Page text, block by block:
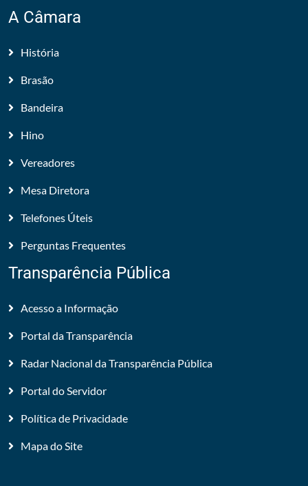
A Câmara
História
Brasão
Bandeira
Hino
Vereadores
Mesa Diretora
Telefones Úteis
Perguntas Frequentes
Transparência Pública
Acesso a Informação
Portal da Transparência
Radar Nacional da Transparência Pública
Portal do Servidor
Política de Privacidade
Mapa do Site